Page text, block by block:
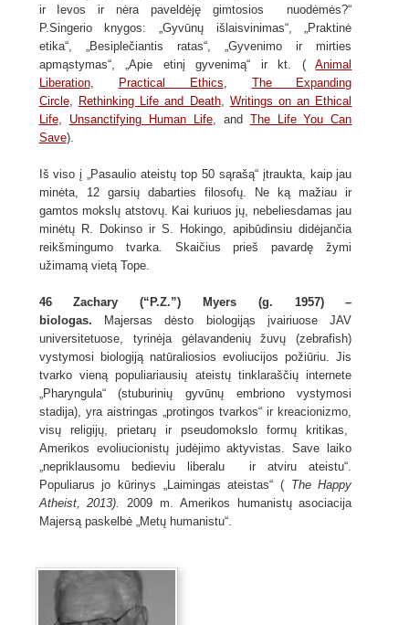
ir Ievos ir nėra paveldėję gimtosios nuodėmės?“
P.Singerio knygos: „Gyvūnų išlaisvinimas“, „Praktinė
etika“, „Besiplečiantis ratas“, „Gyvenimo ir mirties
apmąstymas“, „Apie etinį gyvenimą“ ir kt. (Animal
Liberation, Practical Ethics, The Expanding
Circle, Rethinking Life and Death, Writings on an Ethical
Life, Unsanctifying Human Life, and The Life You Can
Save).
Iš viso į „Pasaulio ateistų top 50 sąrašą“ įtraukta, kaip jau
minėta, 12 garsių dabarties filosofų. Ne ką mažiau ir
gamtos mokslų atstovų. Kai kuriuos jų, nebeliesdamas jau
minėtų R. Dokinso ir S. Hokingo, apibūdinsiu didėjančia
reikšmingumo tvarka. Skaičius prieš pavardę žymi
užimamą vietą Tope.
46 Zachary (“P.Z.”) Myers (g. 1957) –
biologas.
Majersas dėsto biologijąs įvairiuose JAV
universitetuose, tyrinėja gėlavandenių žuvų (zebrafish)
vystymosi biologiją natūraliosios evoliucijos požiūriu. Jis
tvarko vieną populiariausių ateistų tinklaraščių internete
„Pharyngula“ (stuburinių gyvūnų embriono vystymosi
stadija), yra aistringas „protingos tvarkos“ ir kreacionizmo,
visų religijų, prietarų ir pseudomokslo formų kritikas,
Amerikos evoliucionistų judėjimo aktyvistas. Save laiko
„nepriklausomu bedieviu liberalu ir atviru ateistu“.
Populiarus jo kūrinys „Laimingas ateistas“ ( The Happy
Atheist, 2013).
2009 m. Amerikos humanistų asociacija
Majersą paskelbė „Metų humanistu“.